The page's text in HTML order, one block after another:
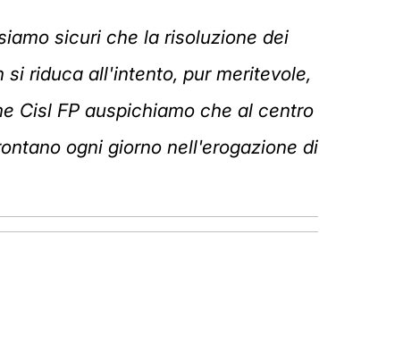
sicuri che la risoluzione dei
riduca all'intento, pur meritevole,
Cisl FP auspichiamo che al centro
ogni giorno nell'erogazione di